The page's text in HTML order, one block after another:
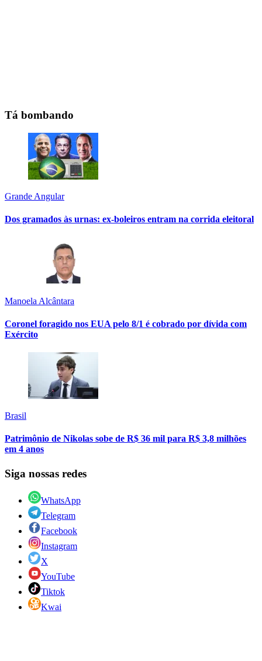
Tá bombando
Grande Angular
Dos gramados às urnas: ex-boleiros entram na corrida eleitoral
Manoela Alcântara
Coronel foragido nos EUA pelo 8/1 é cobrado por dívida com
Exército
Brasil
Patrimônio de Nikolas sobe de R$ 36 mil para R$ 3,8 milhões
em 4 anos
Siga nossas redes
WhatsApp
Telegram
Facebook
Instagram
X
YouTube
Tiktok
Kwai